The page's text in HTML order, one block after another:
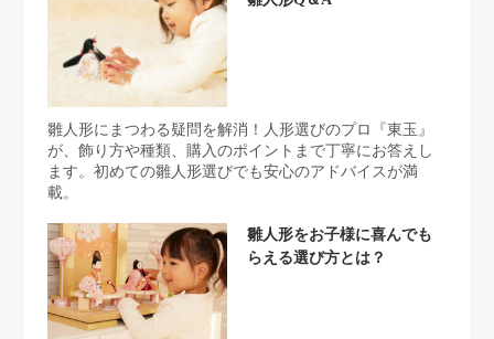
雛人形にまつわる疑問を解消！人形選びのプロ『東玉』
が、飾り方や種類、購入のポイントまで丁寧にお答えし
ます。初めての雛人形選びでも安心のアドバイスが満
載。
雛人形をお子様に喜んでも
らえる選び方とは？